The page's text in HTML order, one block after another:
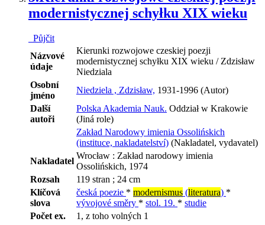
modernistycznej schyłku XIX wieku
Půjčit
Názvové
údaje
Kierunki rozwojowe czeskiej poezji
modernistycznej schyłku XIX wieku / Zdzisław
Niedziala
Osobní
jméno
Niedziela , Zdzisław, 1931-1996 (Autor)
Další
autoři
Polska Akademia Nauk. Oddział w Krakowie
(Jiná role)
Zakład Narodowy imienia Ossolińskich
(instituce, nakladatelství) (Nakladatel, vydavatel)
Nakladatel
Wrocław : Zakład narodowy imienia
Ossolińskich, 1974
Rozsah
119 stran ; 24 cm
Klíčová
slova
česká poezie * modernismus (literatura) *
vývojové směry * stol. 19. * studie
Počet ex.
1, z toho volných 1